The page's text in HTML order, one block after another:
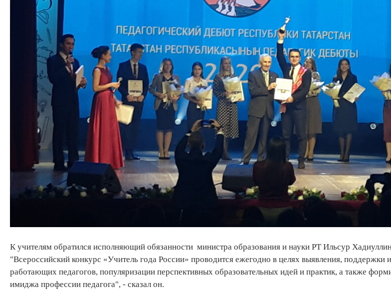
К учителям обратился исполняющий обязанности министра образования и науки РТ Ильсур
"Всероссийский конкурс «Учитель года России» проводится ежегодно в целях выявления, поддержки
работающих педагогов, популяризации перспективных образовательных идей и практик, а также
имиджа профессии педагога", - сказал он.